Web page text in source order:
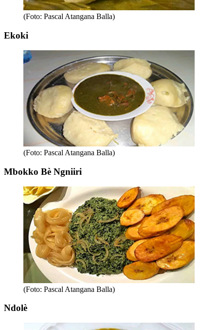
(Foto: Pascal Atangana Balla)
Ekoki
(Foto: Pascal Atangana Balla)
Mbokko Bè Ngniiri
(Foto: Pascal Atangana Balla)
Ndolè